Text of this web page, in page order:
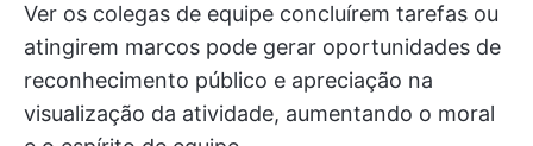
Ver os colegas de equipe concluírem tarefas ou
atingirem marcos pode gerar oportunidades de
reconhecimento público e apreciação na
visualização da atividade, aumentando o moral